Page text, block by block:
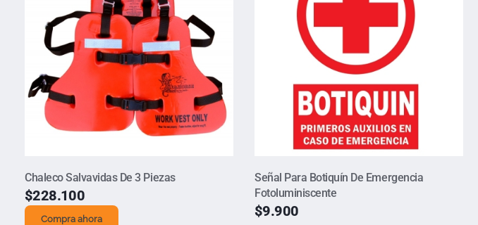
Chaleco Salvavidas De 3 Piezas
$228.100
Compra ahora
Señal Para Botiquín De Emergencia
Fotoluminiscente
$9.900